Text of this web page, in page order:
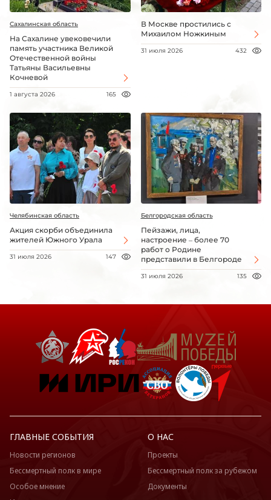
Сахалинская область
На Сахалине увековечили
память участника Великой
Отечественной войны
Татьяны Васильевны
Кочневой
1 августа 2026 165
В Москве простились с
Михаилом Ножкиным
31 июля 2026 432
Челябинская область
Акция скорби объединила
жителей Южного Урала
31 июля 2026 147
Белгородская область
Пейзажи, лица,
настроение – более 70
работ о Родине
представили в Белгороде
31 июля 2026 135
ГЛАВНЫЕ СОБЫТИЯ
Новости регионов
Бессмертный полк в мире
Особое мнение
О НАС
Проекты
Бессмертный полк за рубежом
Документы